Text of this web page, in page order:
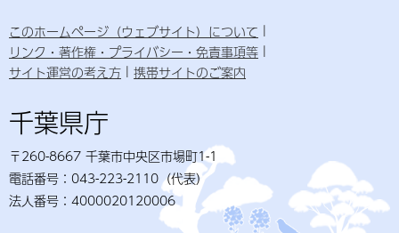
このホームページ（ウェブサイト）について
リンク・著作権・プライバシー・免責事項等
サイト運営の考え方
携帯サイトのご案内
千葉県庁
〒260-8667 千葉市中央区市場町1-1
電話番号：043-223-2110（代表）
法人番号：4000020120006